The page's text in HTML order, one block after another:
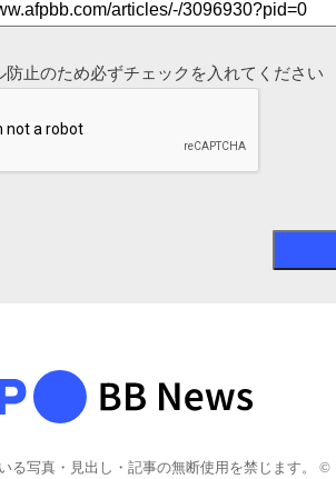
防止のため必ずチェックを入れてください
る写真・見出し・記事の無断使用を禁じます。 ©